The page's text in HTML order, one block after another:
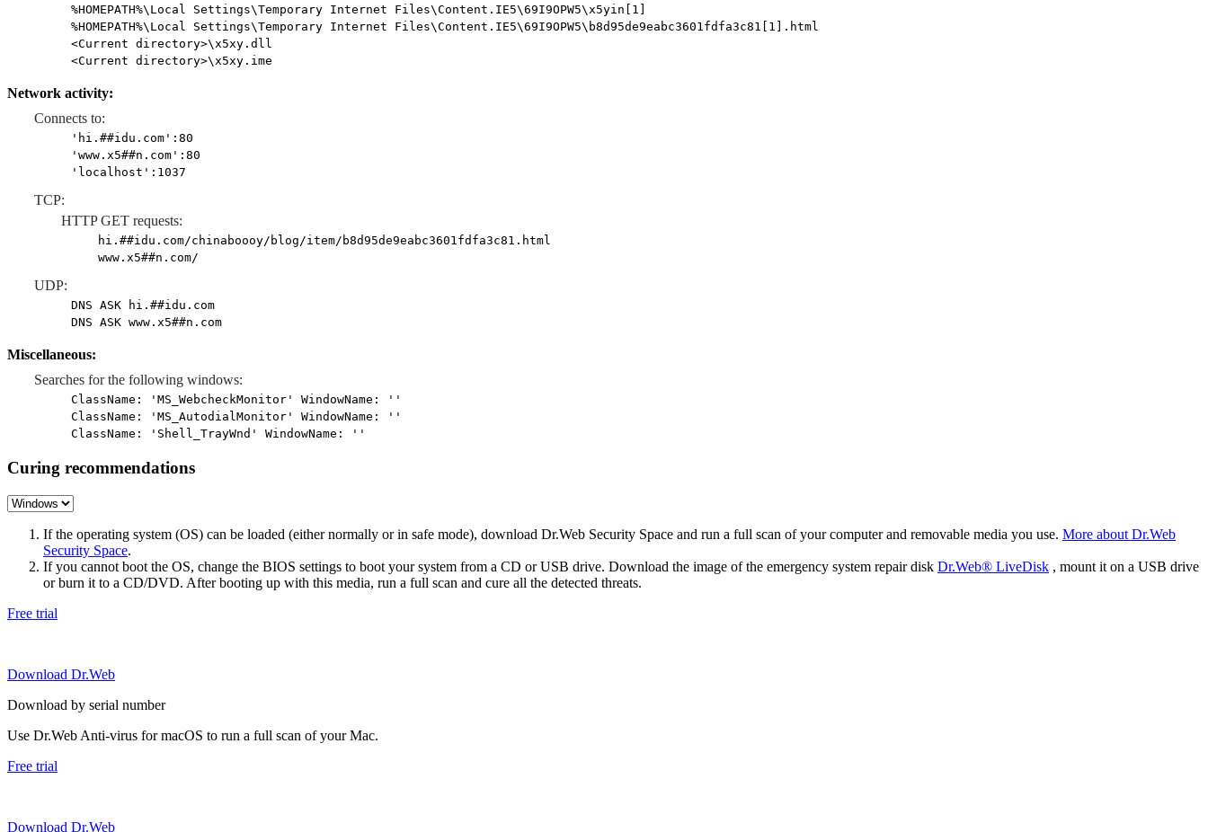
%HOMEPATH%\Local Settings\Temporary Internet Files\Content.IE5\69I9OPW5\x5yin[1]
%HOMEPATH%\Local Settings\Temporary Internet Files\Content.IE5\69I9OPW5\b8d95de9eabc3601fdfa3c81[1].html
<Current directory>\x5xy.dll
<Current directory>\x5xy.ime
Network activity:
Connects to:
'hi.##idu.com':80
'www.x5##n.com':80
'localhost':1037
TCP:
HTTP GET requests:
hi.##idu.com/chinaboooy/blog/item/b8d95de9eabc3601fdfa3c81.html
www.x5##n.com/
UDP:
DNS ASK hi.##idu.com
DNS ASK www.x5##n.com
Miscellaneous:
Searches for the following windows:
ClassName: 'MS_WebcheckMonitor' WindowName: ''
ClassName: 'MS_AutodialMonitor' WindowName: ''
ClassName: 'Shell_TrayWnd' WindowName: ''
Curing recommendations
If the operating system (OS) can be loaded (either normally or in safe mode), download Dr.Web Security Space and run a full scan of your computer and removable media you use. More about Dr.Web
Security Space.
If you cannot boot the OS, change the BIOS settings to boot your system from a CD or USB drive. Download the image of the emergency system repair disk Dr.Web® LiveDisk , mount it on a USB drive
or burn it to a CD/DVD. After booting up with this media, run a full scan and cure all the detected threats.
Free trial
Download Dr.Web
Download by serial number
Use Dr.Web Anti-virus for macOS to run a full scan of your Mac.
Free trial
Download Dr.Web